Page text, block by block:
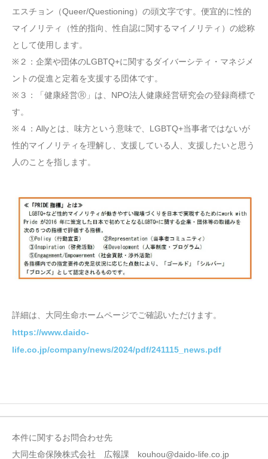
エスチョン（Queer/Questioning）の頭文字です。便宜的に性的
マイノリティ（性的指向、性自認に関するマイノリティ）の総称
として使用します。
※２：企業や団体のLGBTQ+に関するダイバーシティ・マネジメ
ントの促進と定着を支援する団体です。
※３：「健康経営Ⓡ」は、NPO法人健康経営研究会の登録商標で
す。
※４：Allyとは、味方という意味で、LGBTQ+当事者ではないが
性的マイノリティを理解し、支援している人、支援したいと思う
人のことを指します。
詳細は、大同生命ホームページでご確認いただけます。
https://www.daido-
life.co.jp/company/news/2024/pdf/241115_news.pdf
本件に関するお問合わせ先
大同生命保険株式会社 広報課 kouhou@daido-life.co.jp